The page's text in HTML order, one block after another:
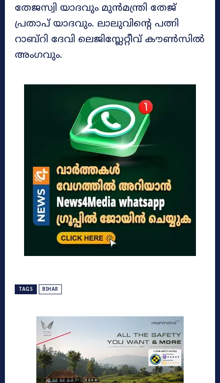
തേജസ്വി യാദവും മുൻമന്ത്രി തേജ്
പ്രതാപ് യാദവും. ലാലുവിന്റെ പത്നി
റാബ്റി ദേവി ലെജിസ്ലേറ്റീവ് കൗൺസിൽ
അംഗവും.
TAGS BIHAR